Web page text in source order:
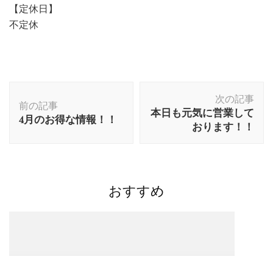
【定休日】
不定休
前の記事
4月のお得な情報！！
次の記事
本日も元気に営業して
おります！！
おすすめ